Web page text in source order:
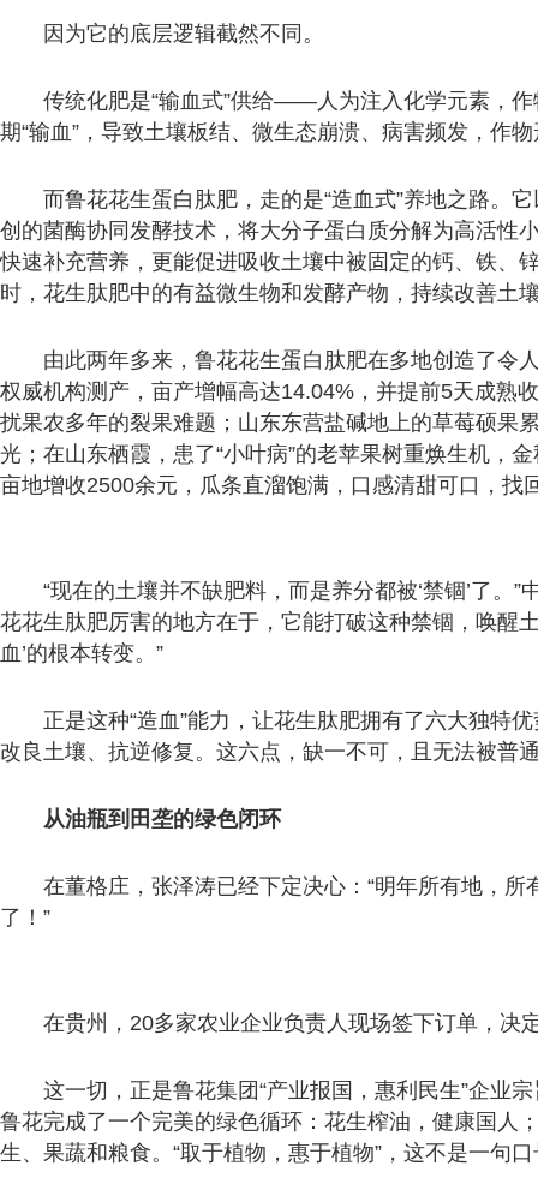
因为它的底层逻辑截然不同。
传统化肥是“输血式”供给——人为注入化学元素，
期“输血”，导致土壤板结、微生态崩溃、病害频发，作物
而鲁花花生蛋白肽肥，走的是“造血式”养地之路。
创的菌酶协同发酵技术，将大分子蛋白质分解为高活性
快速补充营养，更能促进吸收土壤中被固定的钙、铁、
时，花生肽肥中的有益微生物和发酵产物，持续改善土
由此两年多来，鲁花花生蛋白肽肥在多地创造了令
权威机构测产，亩产增幅高达14.04%，并提前5天成熟
扰果农多年的裂果难题；山东东营盐碱地上的草莓硕果
光；在山东栖霞，患了“小叶病”的老苹果树重焕生机，
亩地增收2500余元，瓜条直溜饱满，口感清甜可口，
“现在的土壤并不缺肥料，而是养分都被‘禁锢’了。
花花生肽肥厉害的地方在于，它能打破这种禁锢，唤醒
血’的根本转变。”
正是这种“造血”能力，让花生肽肥拥有了六大独特
改良土壤、抗逆修复。这六点，缺一不可，且无法被普
从油瓶到田垄的绿色闭环
在董格庄，张泽涛已经下定决心：“明年所有地，
了！”
在贵州，20多家农业企业负责人现场签下订单，决
这一切，正是鲁花集团“产业报国，惠利民生”企业
鲁花完成了一个完美的绿色循环：花生榨油，健康国人
生、果蔬和粮食。“取于植物，惠于植物”，这不是一句